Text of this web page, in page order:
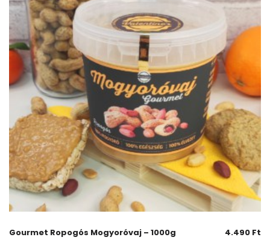
Gourmet Ropogós Mogyoróvaj – 1000g 4.490 Ft